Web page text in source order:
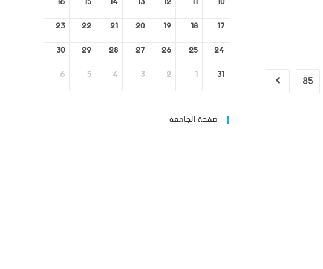
85
17
18
19
20
21
22
23
24
25
26
27
28
29
30
31
1
2
3
4
5
6
صفحة الجامعة